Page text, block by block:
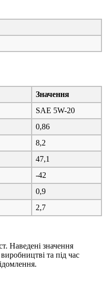
Значення
SAE 5W-20
0,86
8,2
47,1
-42
0,9
2,7
Наведені значення
та під час